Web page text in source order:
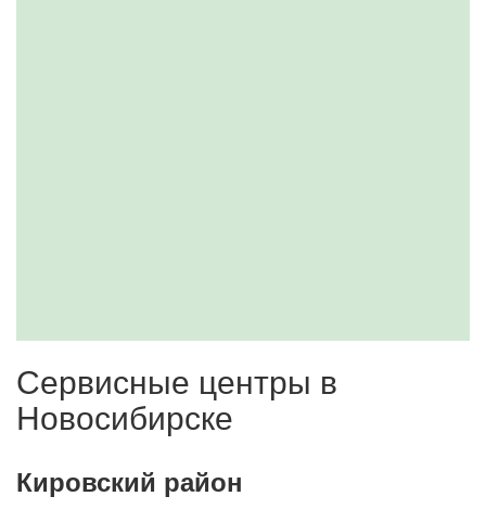
Сервисные центры в
Новосибирске
Кировский район